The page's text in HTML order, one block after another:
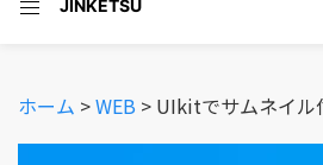
JINKETSU
ホーム >WEB > UIkitでサムネイル